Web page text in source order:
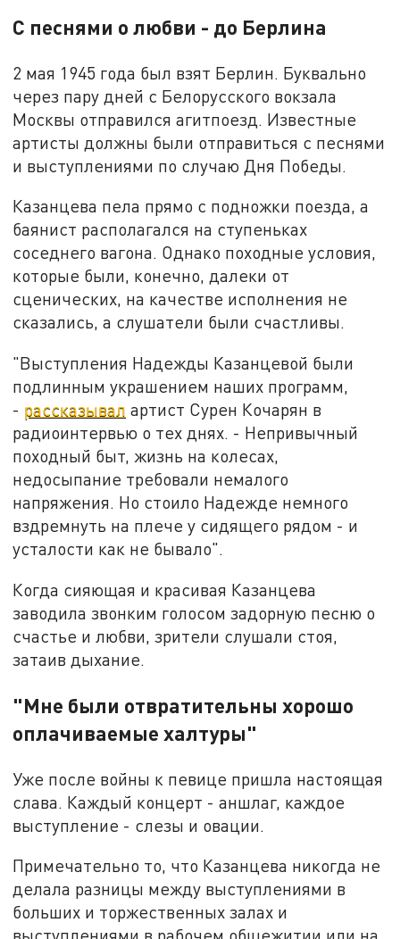
С песнями о любви - до Берлина
2 мая 1945 года был взят Берлин. Буквально
через пару дней с Белорусского вокзала
Москвы отправился агитпоезд. Известные
артисты должны были отправиться с песнями
и выступлениями по случаю Дня Победы.
Казанцева пела прямо с подножки поезда, а
баянист располагался на ступеньках
соседнего вагона. Однако походные условия,
которые были, конечно, далеки от
сценических, на качестве исполнения не
сказались, а слушатели были счастливы.
"Выступления Надежды Казанцевой были
подлинным украшением наших программ,
- рассказывал артист Сурен Кочарян в
радиоинтервью о тех днях. - Непривычный
походный быт, жизнь на колесах,
недосыпание требовали немалого
напряжения. Но стоило Надежде немного
вздремнуть на плече у сидящего рядом - и
усталости как не бывало".
Когда сияющая и красивая Казанцева
заводила звонким голосом задорную песню о
счастье и любви, зрители слушали стоя,
затаив дыхание.
"Мне были отвратительны хорошо
оплачиваемые халтуры"
Уже после войны к певице пришла настоящая
слава. Каждый концерт - аншлаг, каждое
выступление - слезы и овации.
Примечательно то, что Казанцева никогда не
делала разницы между выступлениями в
больших и торжественных залах и